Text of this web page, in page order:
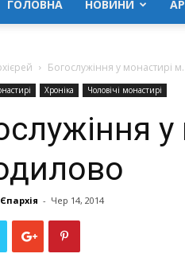
ГОЛОВНА НОВИНИ
Богослужіння у монастирі
Хроніка Чоловічі монастирі
- Чер 14, 2014